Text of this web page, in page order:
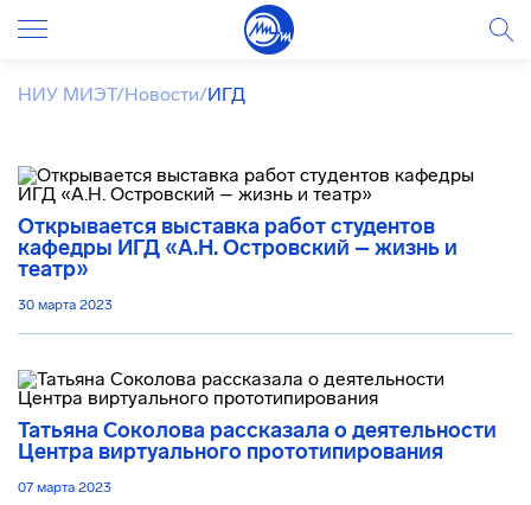
НИУ МИЭТ/Новости/ИГД
Открывается выставка работ студентов
кафедры ИГД «А.Н. Островский – жизнь и
театр»
30 марта 2023
Татьяна Соколова рассказала о деятельности
Центра виртуального прототипирования
07 марта 2023